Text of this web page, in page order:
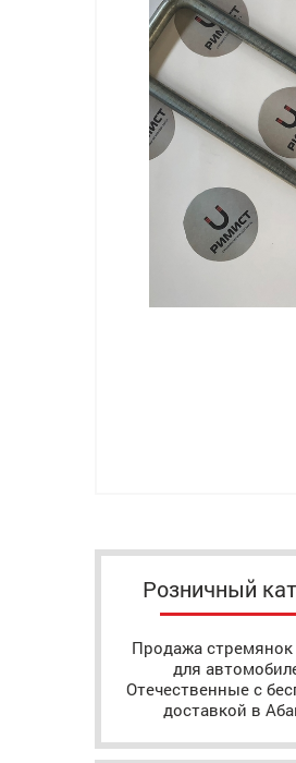
Розничный
Продажа стремянок
для
Отечественные с
доставкой в